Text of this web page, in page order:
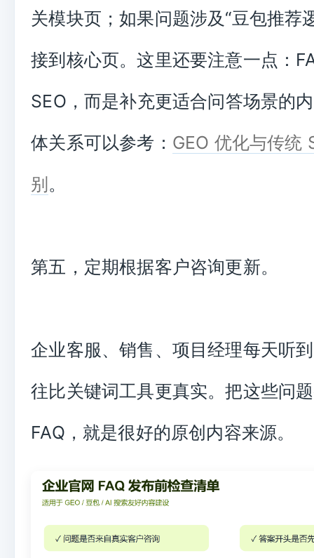
关模块页；如果问题涉及“豆包推荐
接到核心页。这里还要注意一点：
SEO，而是补充更适合问答场景的
体关系可以参考： GEO 优化与传统
别 。
第五，定期根据客户咨询更新。
企业客服、销售、项目经理每天听
往比关键词工具更真实。把这些问
FAQ，就是很好的原创内容来源。